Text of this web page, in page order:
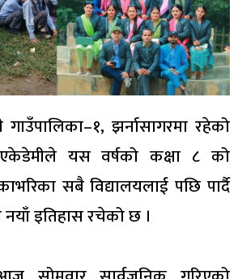
गाउँपालिका–१, झर्नासागरमा रहेको
एकेडेमीले यस वर्षको कक्षा ८ को
सबै विद्यालयलाई पछि पार्दै
इतिहास रचेको छ ।